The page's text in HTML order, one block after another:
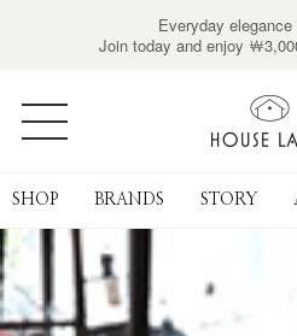
Everyday
Join today and enjoy ￦
SHOP BRANDS STORY